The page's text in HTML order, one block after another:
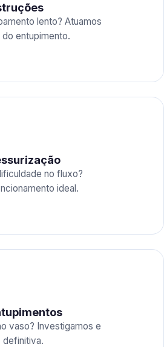
lento? Atuamos
entupimento.
no fluxo?
ideal.
vaso? Investigamos e